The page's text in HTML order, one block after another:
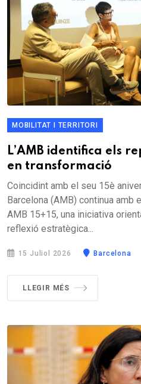
MOBILITAT I TERRITORI
L’AMB identifica els
en transformació
Coincidint amb el seu 15è
Barcelona (AMB) continua
AMB 15+15, una iniciativa
reflexió estratègica...
15 Juliol 2026 Barcelona
LLEGIR MÉS